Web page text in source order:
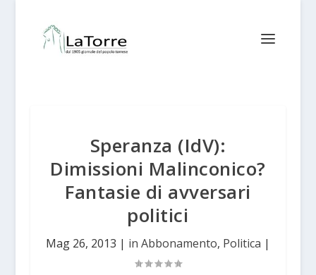
Speranza (IdV):
Dimissioni Malinconico?
Fantasie di avversari
politici
Mag 26, 2013 | in Abbonamento, Politica |